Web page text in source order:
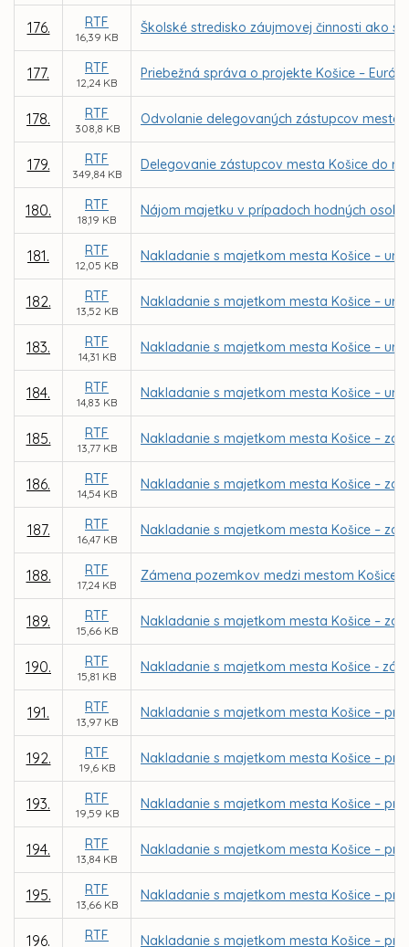
176. RTF
16,39 KB
Školské stredisko záujmovej činnosti ako
177. RTF
12,24 KB
Priebežná správa o projekte Košice –
178. RTF
308,8 KB
Odvolanie delegovaných zástupcov mesta
179. RTF
349,84 KB
Delegovanie zástupcov mesta Košice do
180. RTF
18,19 KB
Nájom majetku v prípadoch hodných
181. RTF
12,05 KB
Nakladanie s majetkom mesta Košice –
182. RTF
13,52 KB
Nakladanie s majetkom mesta Košice –
183. RTF
14,31 KB
Nakladanie s majetkom mesta Košice –
184. RTF
14,83 KB
Nakladanie s majetkom mesta Košice –
185. RTF
13,77 KB
Nakladanie s majetkom mesta Košice –
186. RTF
14,54 KB
Nakladanie s majetkom mesta Košice –
187. RTF
16,47 KB
Nakladanie s majetkom mesta Košice –
188. RTF
17,24 KB
Zámena pozemkov medzi mestom Košice a
189. RTF
15,66 KB
Nakladanie s majetkom mesta Košice –
190. RTF
15,81 KB
Nakladanie s majetkom mesta Košice -
191. RTF
13,97 KB
Nakladanie s majetkom mesta Košice –
192. RTF
19,6 KB
Nakladanie s majetkom mesta Košice –
193. RTF
19,59 KB
Nakladanie s majetkom mesta Košice –
194. RTF
13,84 KB
Nakladanie s majetkom mesta Košice –
195. RTF
13,66 KB
Nakladanie s majetkom mesta Košice –
196. RTF Nakladanie s majetkom mesta Košice –